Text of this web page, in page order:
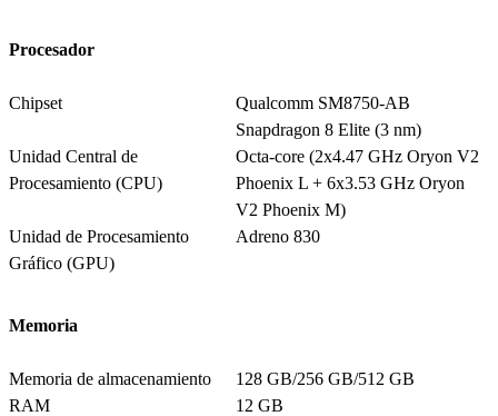
Procesador
Chipset
Qualcomm SM8750-AB
Snapdragon 8 Elite (3 nm)
Unidad Central de
Procesamiento (CPU)
Octa-core (2x4.47 GHz Oryon V2
Phoenix L + 6x3.53 GHz Oryon
V2 Phoenix M)
Unidad de Procesamiento
Gráfico (GPU)
Adreno 830
Memoria
Memoria de almacenamiento
128 GB/256 GB/512 GB
RAM
12 GB